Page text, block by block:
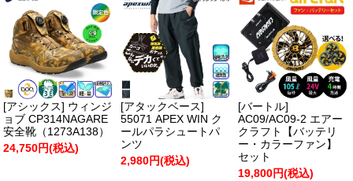
[アシックス] ウィンジ
ョブ CP314NAGARE
安全靴（1273A138）
24,750円(税込)
[アタックベース]
55071 APEX WIN ク
ールパラシュートパ
ンツ
2,980円(税込)
[バートル]
AC09/AC09-2 エアー
クラフト【バッテリ
ー・カラーファン】
セット
19,800円(税込)